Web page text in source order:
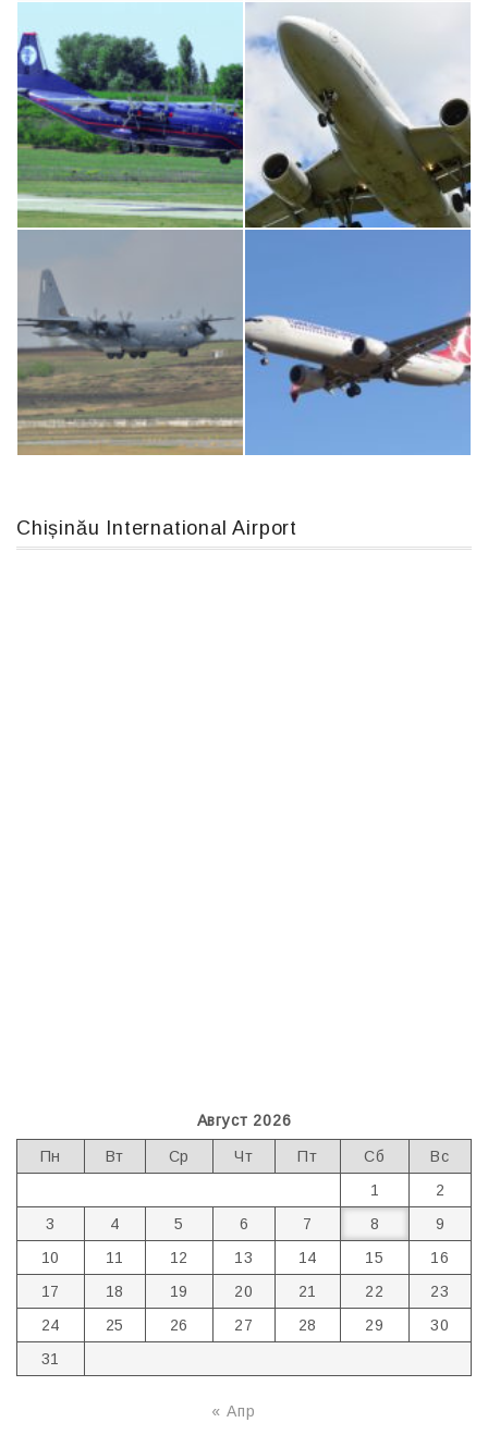
An124, RA-82013 IL76, RA-78844
An12, UR-CGV
Chișinău International Airport
Август 2026
Пн Вт Ср Чт Пт Сб
Вс
1
2
3
4 5 6 7 8
9
10
11 12 13 14 15
16
17
18 19 20 21 22
23
24
25 26 27 28 29
30
31
« Апр